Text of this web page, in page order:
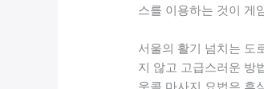
스를 이용하는 것이 게
서울의 활기 넘치는 도
지 않고 고급스러운 방